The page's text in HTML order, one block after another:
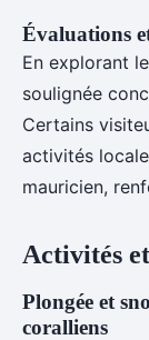
Évaluations
En explorant
soulignée
Certains
activités
mauricien,
Activités
Plongée et
coralliens